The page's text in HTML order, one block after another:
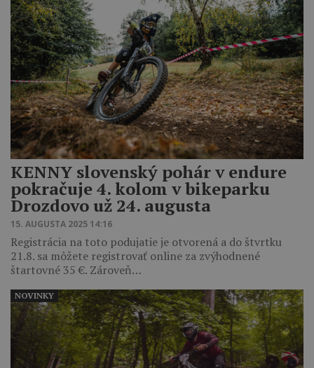
KENNY slovenský pohár v endure
pokračuje 4. kolom v bikeparku
Drozdovo už 24. augusta
15. AUGUSTA 2025 14:16
Registrácia na toto podujatie je otvorená a do štvrtku
21.8. sa môžete registrovať online za zvýhodnené
štartovné 35 €. Zároveň…
NOVINKY